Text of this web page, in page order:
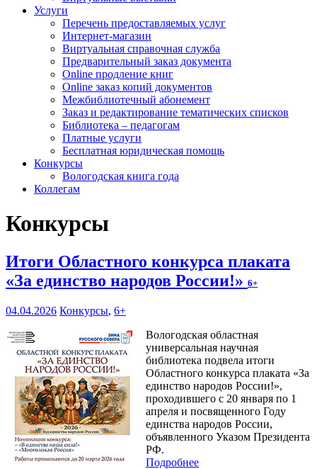
Услуги
Перечень предоставляемых услуг
Интернет-магазин
Виртуальная справочная служба
Предварительный заказ документа
Online продление книг
Online заказ копий документов
Межбиблиотечный абонемент
Заказ и редактирование тематических списков
Библиотека – педагогам
Платные услуги
Бесплатная юридическая помощь
Конкурсы
Вологодская книга года
Коллегам
Конкурсы
Итоги Областного конкурса плаката
«За единство народов России!» 6+
04.04.2026 Конкурсы, 6+
Вологодская областная
универсальная научная
библиотека подвела итоги
Областного конкурса плаката «За
единство народов России!»,
проходившего с 20 января по 1
апреля и посвященного Году
единства народов России,
объявленного Указом Президента
РФ.
Подробнее